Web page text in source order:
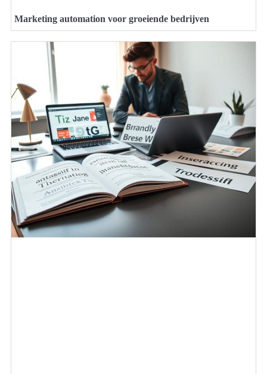
Marketing automation voor groeiende bedrijven